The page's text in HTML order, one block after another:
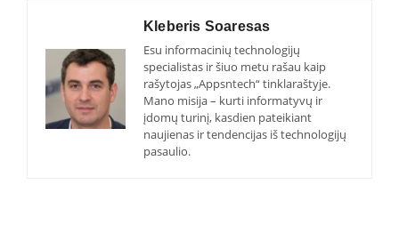
Kleberis Soaresas
Esu informacinių technologijų
specialistas ir šiuo metu rašau kaip
rašytojas „Appsntech“ tinklaraštyje.
Mano misija – kurti informatyvų ir
įdomų turinį, kasdien pateikiant
naujienas ir tendencijas iš technologijų
pasaulio.